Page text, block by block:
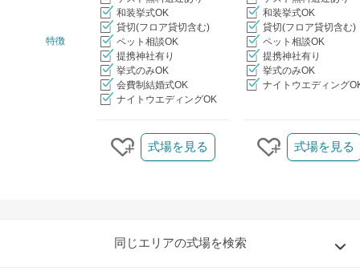
特徴
和装挙式OK
貸切(フロア貸切含む)
ペット相談OK
提携神社有り
挙式のみOK
会費制結婚式OK
ナイトウエディングOK
和装挙式OK
貸切(フロア貸切含む)
ペット相談OK
提携神社有り
挙式のみOK
ナイトウエディング
クリップする
式場を見る
クリップする
式場を見る
同じエリアの式場を検索